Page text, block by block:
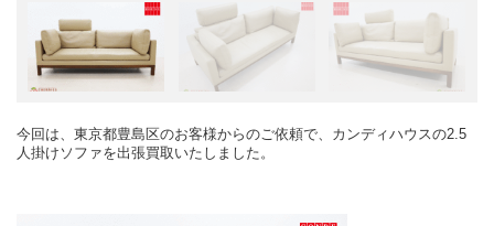
今回は、東京都豊島区のお客様からのご依頼で、カンディハウスの2.5
人掛けソファを出張買取いたしました。